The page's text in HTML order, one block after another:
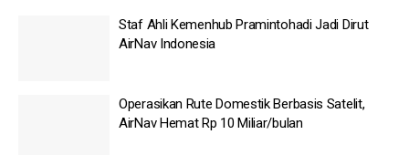
Staf Ahli Kemenhub Pramintohadi Jadi Dirut
AirNav Indonesia
Operasikan Rute Domestik Berbasis Satelit,
AirNav Hemat Rp 10 Miliar/bulan